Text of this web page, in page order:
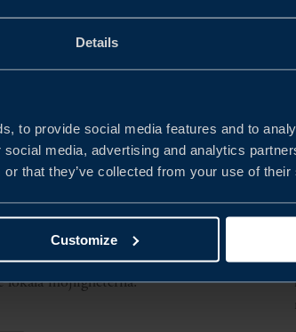
Details
to provide social media features and to
media, advertising and analytics
that they’ve collected from your use of
Customize
I SINGAPORES
LANDSKAP
accelererar snabbt inom agri-foodtech-
Singapore ligger i framkant av
En ny rapport från Business Sweden
lokala möjligheterna.